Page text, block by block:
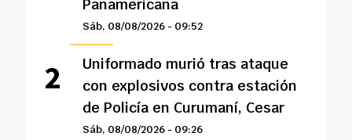
Panamericana
Sáb, 08/08/2026 - 09:52
Uniformado murió tras ataque
con explosivos contra estación
de Policía en Curumaní, Cesar
Sáb, 08/08/2026 - 09:26